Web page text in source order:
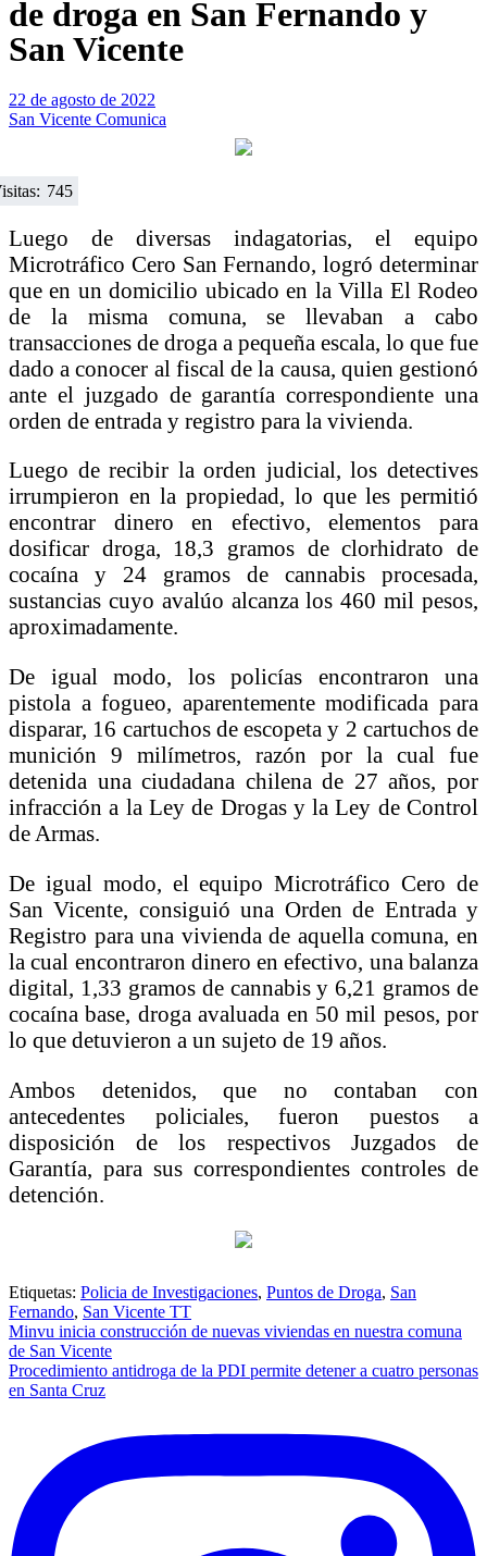
de droga en San Fernando y
San Vicente
22 de agosto de 2022
San Vicente Comunica
745
Luego de diversas indagatorias, el equipo
Microtráfico Cero San Fernando, logró determinar
que en un domicilio ubicado en la Villa El Rodeo
de la misma comuna, se llevaban a cabo
transacciones de droga a pequeña escala, lo que fue
dado a conocer al fiscal de la causa, quien gestionó
ante el juzgado de garantía correspondiente una
orden de entrada y registro para la vivienda.
Luego de recibir la orden judicial, los detectives
irrumpieron en la propiedad, lo que les permitió
encontrar dinero en efectivo, elementos para
dosificar droga, 18,3 gramos de clorhidrato de
cocaína y 24 gramos de cannabis procesada,
sustancias cuyo avalúo alcanza los 460 mil pesos,
aproximadamente.
De igual modo, los policías encontraron una
pistola a fogueo, aparentemente modificada para
disparar, 16 cartuchos de escopeta y 2 cartuchos de
munición 9 milímetros, razón por la cual fue
detenida una ciudadana chilena de 27 años, por
infracción a la Ley de Drogas y la Ley de Control
de Armas.
De igual modo, el equipo Microtráfico Cero de
San Vicente, consiguió una Orden de Entrada y
Registro para una vivienda de aquella comuna, en
la cual encontraron dinero en efectivo, una balanza
digital, 1,33 gramos de cannabis y 6,21 gramos de
cocaína base, droga avaluada en 50 mil pesos, por
lo que detuvieron a un sujeto de 19 años.
Ambos detenidos, que no contaban con
antecedentes policiales, fueron puestos a
disposición de los respectivos Juzgados de
Garantía, para sus correspondientes controles de
detención.
Etiquetas: Policia de Investigaciones, Puntos de Droga, San
Fernando, San Vicente TT
Navegación
de
entradas
Minvu inicia construcción de nuevas viviendas en nuestra comuna
de San Vicente
Procedimiento antidroga de la PDI permite detener a cuatro personas
en Santa Cruz